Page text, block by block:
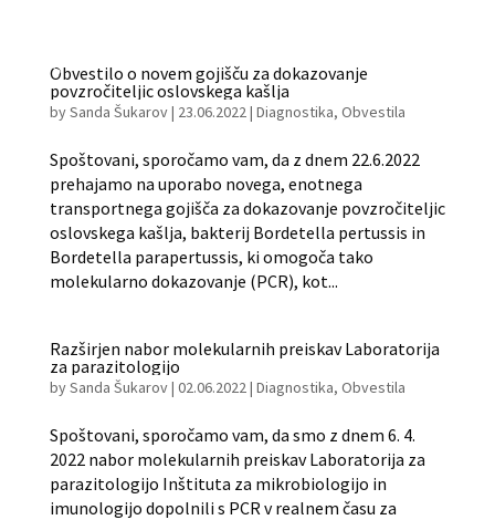
Obvestilo o novem gojišču za dokazovanje
povzročiteljic oslovskega kašlja
bySanda Šukarov| 23.06.2022| Diagnostika, Obvestila
Spoštovani, sporočamo vam, da z dnem 22.6.2022
prehajamo na uporabo novega, enotnega
transportnega gojišča za dokazovanje povzročiteljic
oslovskega kašlja, bakterij Bordetella pertussis in
Bordetella parapertussis, ki omogoča tako
molekularno dokazovanje (PCR), kot...
Razširjen nabor molekularnih preiskav Laboratorija
za parazitologijo
bySanda Šukarov| 02.06.2022| Diagnostika, Obvestila
Spoštovani, sporočamo vam, da smo z dnem 6. 4.
2022 nabor molekularnih preiskav Laboratorija za
parazitologijo Inštituta za mikrobiologijo in
imunologijo dopolnili s PCR v realnem času za